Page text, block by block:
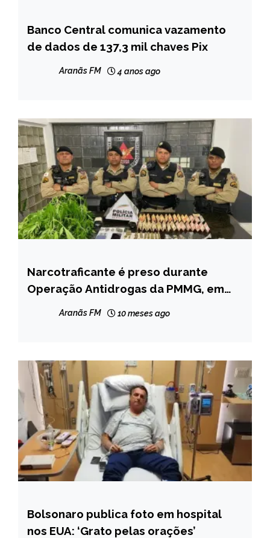
BRASIL
NOTÍCIAS
Banco Central comunica vazamento
de dados de 137,3 mil chaves Pix
Aranãs FM 4 anos ago
MINAS
GERAIS
NOTÍCIAS
Narcotraficante é preso durante
Operação Antidrogas da PMMG, em
Aranãs FM 10 meses ago
BRASIL
INTERNACIONAL
Bolsonaro publica foto em hospital
nos EUA: ‘Grato pelas orações’